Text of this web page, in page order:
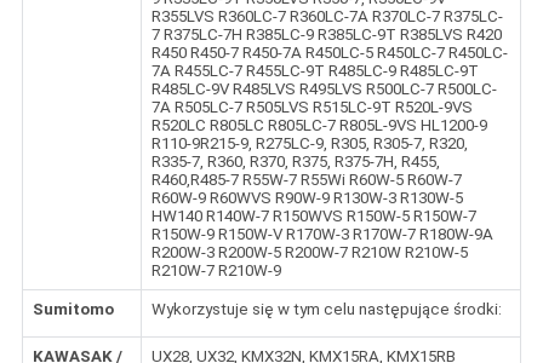
R355LVS R360LC-7 R360LC-7A R370LC-7 R375LC-
7 R375LC-7H R385LC-9 R385LC-9T R385LVS R420
R450 R450-7 R450-7A R450LC-5 R450LC-7 R450LC-
7A R455LC-7 R455LC-9T R485LC-9 R485LC-9T
R485LC-9V R485LVS R495LVS R500LC-7 R500LC-
7A R505LC-7 R505LVS R515LC-9T R520L-9VS
R520LC R805LC R805LC-7 R805L-9VS HL1200-9
R110-9R215-9, R275LC-9, R305, R305-7, R320,
R335-7, R360, R370, R375, R375-7H, R455,
R460,R485-7 R55W-7 R55Wi R60W-5 R60W-7
R60W-9 R60WVS R90W-9 R130W-3 R130W-5
HW140 R140W-7 R150WVS R150W-5 R150W-7
R150W-9 R150W-V R170W-3 R170W-7 R180W-9A
R200W-3 R200W-5 R200W-7 R210W R210W-5
R210W-7 R210W-9
Sumitomo Wykorzystuje się w tym celu następujące środki:
KAWASAK / UX28, UX32, KMX32N, KMX15RA, KMX15RB